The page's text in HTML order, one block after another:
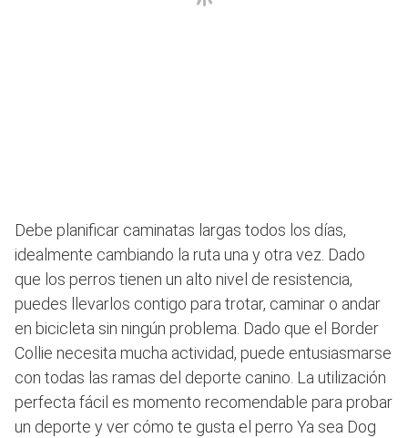
Debe planificar caminatas largas todos los días,
idealmente cambiando la ruta una y otra vez. Dado
que los perros tienen un alto nivel de resistencia,
puedes llevarlos contigo para trotar, caminar o andar
en bicicleta sin ningún problema. Dado que el Border
Collie necesita mucha actividad, puede entusiasmarse
con todas las ramas del deporte canino. La utilización
perfecta fácil es momento recomendable para probar
un deporte y ver cómo te gusta el perro Ya sea Dog